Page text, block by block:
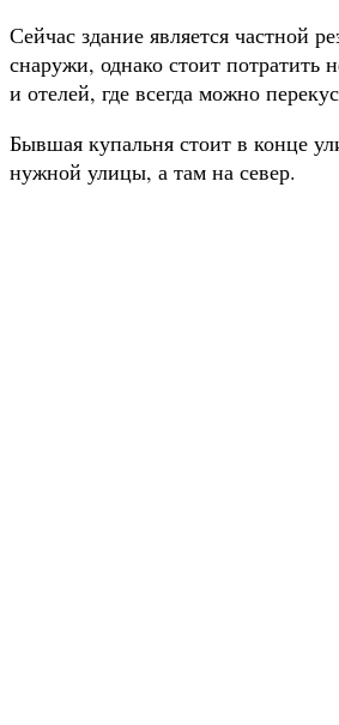
Сейчас здание является частной
снаружи, однако стоит потратить
и отелей, где всегда можно
Бывшая купальня стоит в конце
нужной улицы, а там на север.